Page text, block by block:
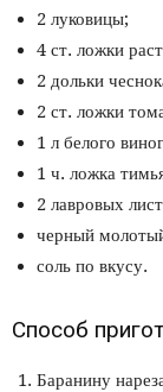
2 луковицы;
4 ст. ложки
2 дольки
2 ст. ложки
1 л белого
1 ч. ложка
2 лавровых
черный
соль по вкусу.
Способ
Баранину